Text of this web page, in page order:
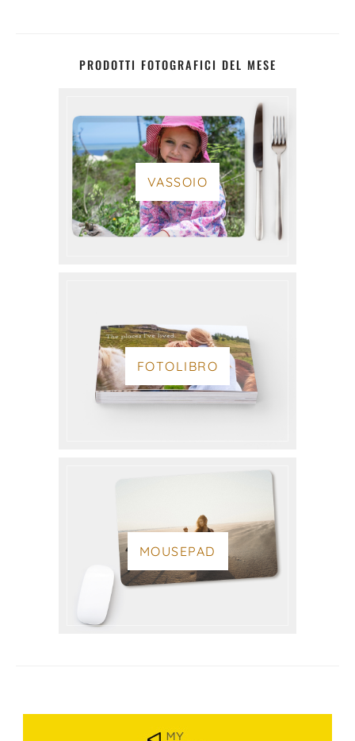
PRODOTTI FOTOGRAFICI DEL MESE
VASSOIO
FOTOLIBRO
MOUSEPAD